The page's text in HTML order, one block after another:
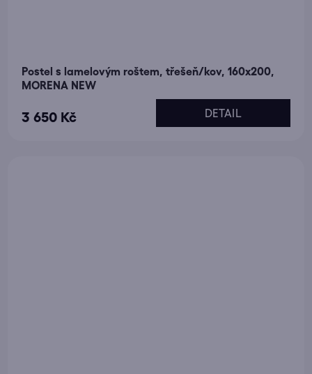
Postel s lamelovým roštem, třešeň/kov, 160x200,
MORENA NEW
3 650 Kč DETAIL